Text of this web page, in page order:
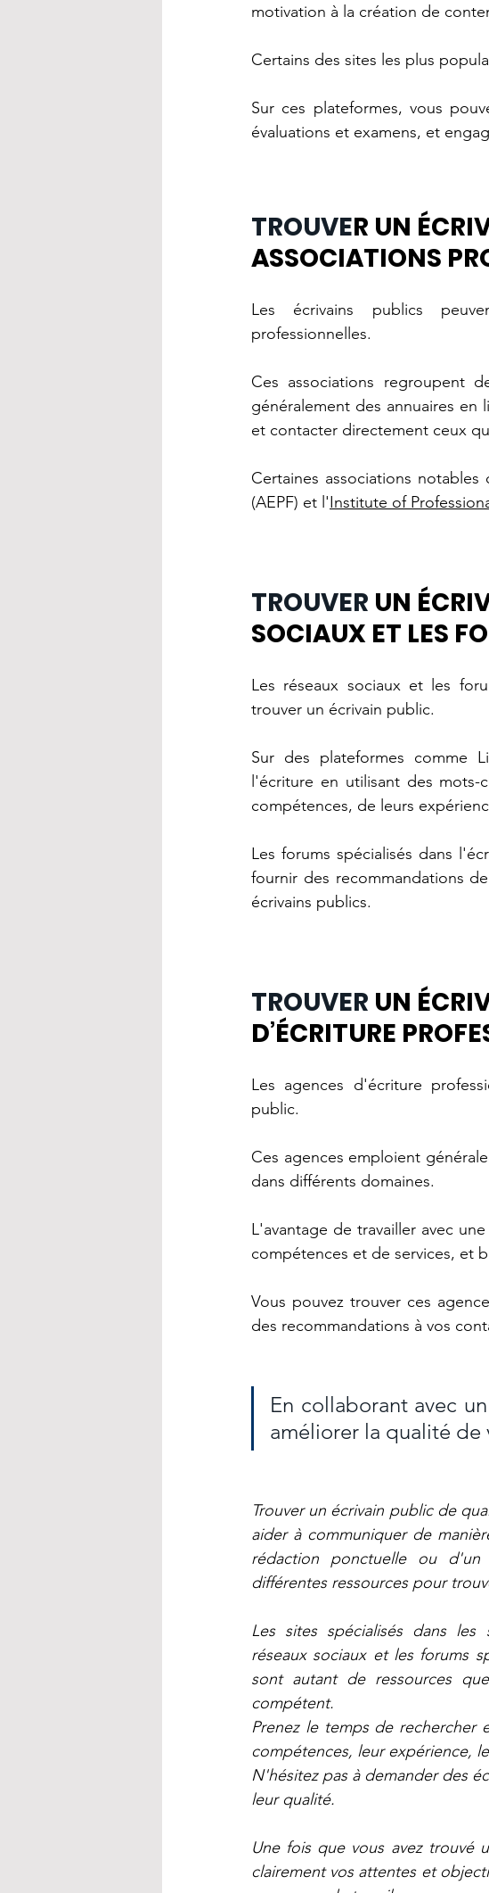
motivation à la création de
Certains des sites les plus
Sur ces plateformes, vous
évaluations et examens, et
TROUVER UN
ASSOCIATIONS
Les écrivains publics
professionnelles.
Ces associations regroupent
généralement des annuaires
et contacter directement ceux
Certaines associations notables
(AEPF) et l'Institute of
TROUVER UN
SOCIAUX ET LES
Les réseaux sociaux et les
trouver un écrivain public.
Sur des plateformes comme
l'écriture en utilisant des
compétences, de leurs
Les forums spécialisés dans
fournir des recommandations
écrivains publics.
TROUVER UN
D’ÉCRITURE
Les agences d'écriture
public.
Ces agences emploient
dans différents domaines.
L'avantage de travailler avec
compétences et de services, et
Vous pouvez trouver ces
des recommandations à vos
En collaborant avec un
améliorer la qualité
Trouver un écrivain public de
aider à communiquer de
rédaction ponctuelle ou
différentes ressources pour
Les sites spécialisés dans les
réseaux sociaux et les forums
sont autant de ressources
compétent.
Prenez le temps de rechercher
compétences, leur expérience,
N'hésitez pas à demander des
leur qualité.
Une fois que vous avez trouvé
clairement vos attentes et